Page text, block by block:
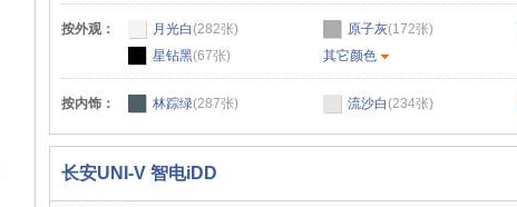
按外观： 月光白(282张) 原子灰(172张)
星钻黑(67张) 其它颜色
按内饰： 林踪绿(287张) 流沙白(234张)
长安UNI-V 智电iDD